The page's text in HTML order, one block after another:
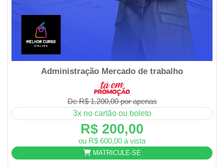
Administração Mercado de trabalho
De R$ 1.200,00 por apenas
3x no cartão ou boleto
R$ 200,00
ou R$ 600,00 à vista
MATRICULE-SE